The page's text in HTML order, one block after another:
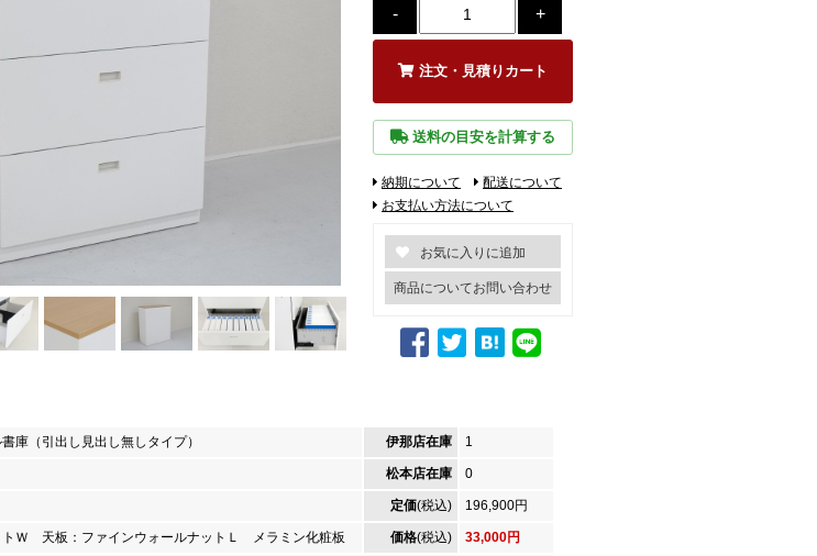
注文・見積りカート
送料の目安を計算する
納期について
配送について
お支払い方法について
商品についてお問い合わせ
庫（引出し見出し無しタイプ） 伊那店在庫 1
松本店在庫 0
定価(税込) 196,900円
トＷ 天板：ファインウォールナットＬ メラミン化粧板 価格(税込) 33,000円